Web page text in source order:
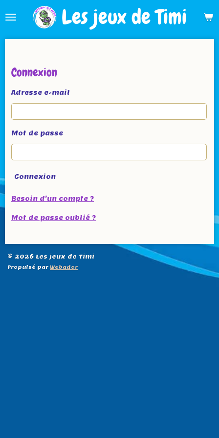
au
Les jeux de Timi
Connexion
Adresse e-mail
Mot de passe
Connexion
Besoin d’un compte ?
Mot de passe oublié ?
© 2026 Les jeux de Timi
Propulsé par Webador